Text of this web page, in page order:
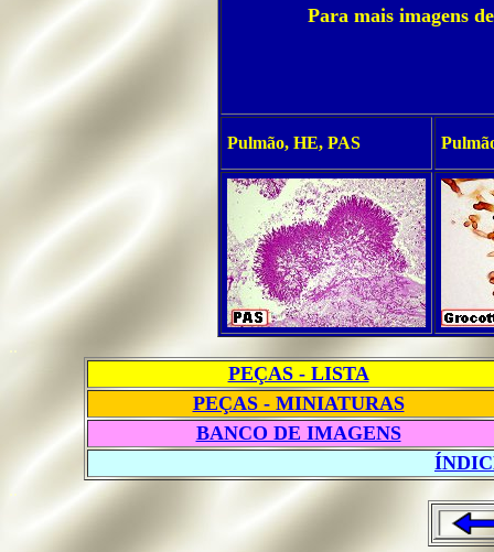
Para mais imagens
Pulmão, HE, PAS
..
PEÇAS - LISTA
PEÇAS - MINIATURAS
BANCO DE IMAGENS
..